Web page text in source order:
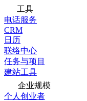
工具
电话服务
CRM
日历
联络中心
任务与项目
建站工具
企业规模
个人创业者